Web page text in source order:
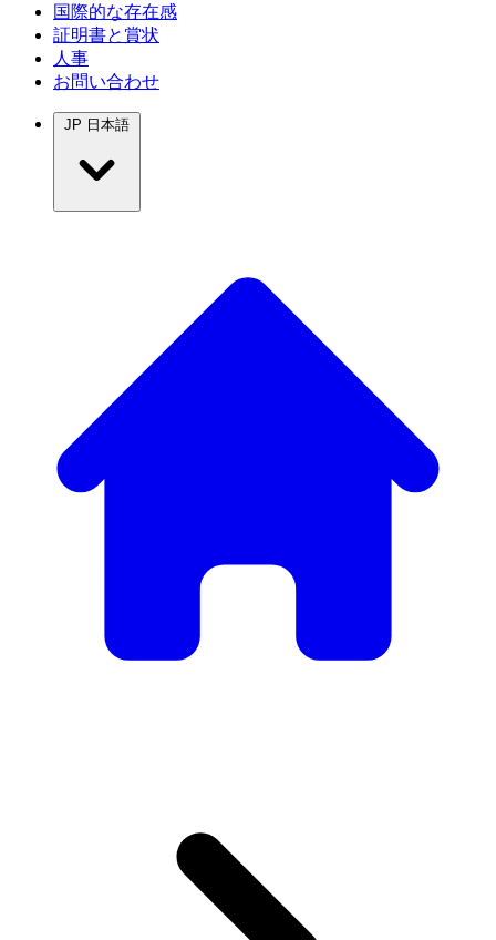
国際的な存在感
証明書と賞状
人事
お問い合わせ
JP 日本語